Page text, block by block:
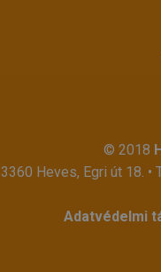
© 2018
3360 Heves, Egri út 18. •
Adatvédelmi